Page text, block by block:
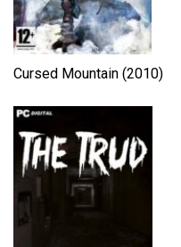
Cursed Mountain (2010)